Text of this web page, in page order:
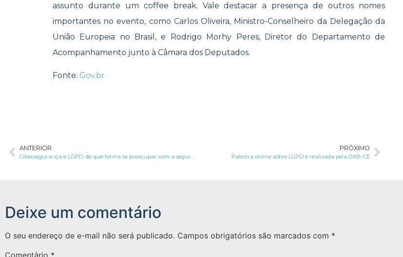
assunto durante um coffee break. Vale destacar a presença de outros nomes
importantes no evento, como Carlos Oliveira, Ministro-Conselheiro da Delegação da
União Europeia no Brasil, e Rodrigo Morhy Peres, Diretor do Departamento de
Acompanhamento junto à Câmara dos Deputados.
Fonte: Gov.br
ANTERIOR
Cibersegurança e LGPD: de que forma se preocupar com a segurança cibernética é uma prática ESG?
PRÓXIMO
Palestra online sobre LGPD é realizada pela OAB-CE
Deixe um comentário
O seu endereço de e-mail não será publicado. Campos obrigatórios são marcados com *